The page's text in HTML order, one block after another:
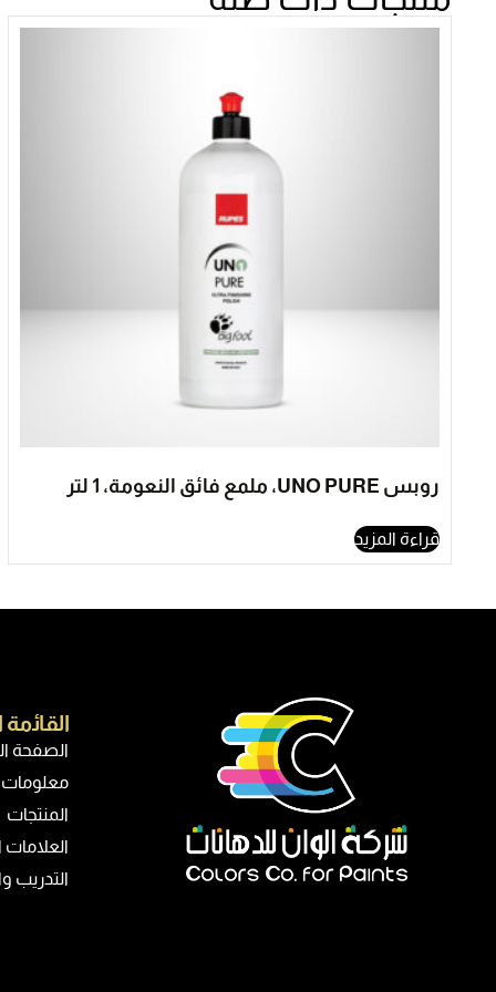
روبس UNO PURE، ملمع فائق النعومة، 1 لتر
قراءة المزيد
الصفحة
معلومات
المنتجات
اﻟﻌﻼﻣﺎت
التدريب